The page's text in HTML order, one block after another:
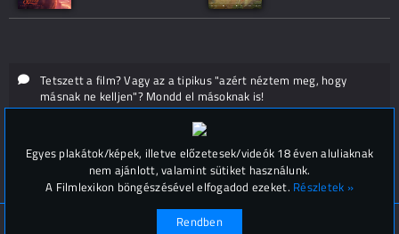
Tetszett a film? Vagy az a tipikus "azért néztem meg, hogy
másnak ne kelljen"? Mondd el másoknak is!
Hozzászólások (
© Filmlexikon 2019-2026
Kapcsolat, impresszum
Egyes plakátok/képek, illetve előzetesek/videók 18 éven aluliaknak
nem ajánlott, valamint sütiket használunk.
A Filmlexikon böngészésével elfogadod ezeket. Részletek »
Rendben